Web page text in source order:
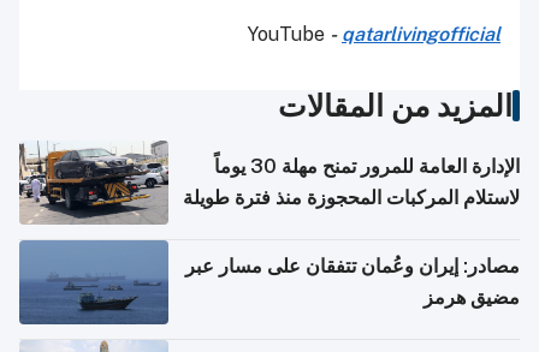
YouTube - qatarlivingofficial
المزيد من المقالات
الإدارة العامة للمرور تمنح مهلة 30 يوماً
لاستلام المركبات المحجوزة منذ فترة طويلة
مصادر: إيران وعُمان تتفقان على مسار عبر
مضيق هرمز